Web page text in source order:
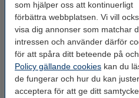
som hjälper oss att kontinuerligt
förbättra webbplatsen. Vi vill
visa dig annonser som matchar
intressen och använder därför
för att spåra ditt beteende på
Policy gällande cookies kan du
de fungerar och hur du kan
acceptera för att ge ditt
Whiteboardpenna 2.5mm |
123ink | sorterade färger | 4st